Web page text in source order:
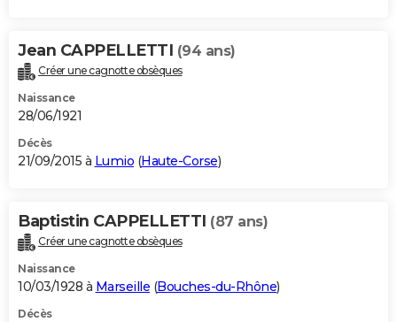
Jean CAPPELLETTI (94 ans)
Créer une cagnotte obsèques
Naissance
28/06/1921
Décès
21/09/2015 à Lumio (Haute-Corse)
Baptistin CAPPELLETTI (87 ans)
Créer une cagnotte obsèques
Naissance
10/03/1928 à Marseille (Bouches-du-Rhône)
Décès